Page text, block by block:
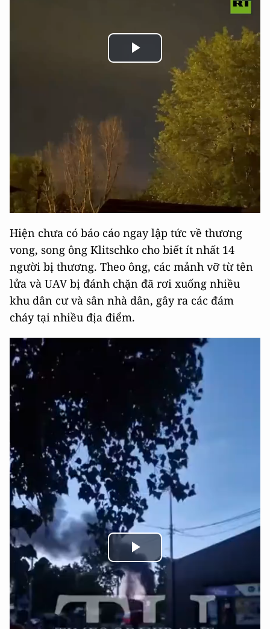
Play
Video
Hiện chưa có báo cáo ngay lập tức về thương
vong, song ông Klitschko cho biết ít nhất 14
người bị thương. Theo ông, các mảnh vỡ từ tên
lửa và UAV bị đánh chặn đã rơi xuống nhiều
khu dân cư và sân nhà dân, gây ra các đám
cháy tại nhiều địa điểm.
Play
Video